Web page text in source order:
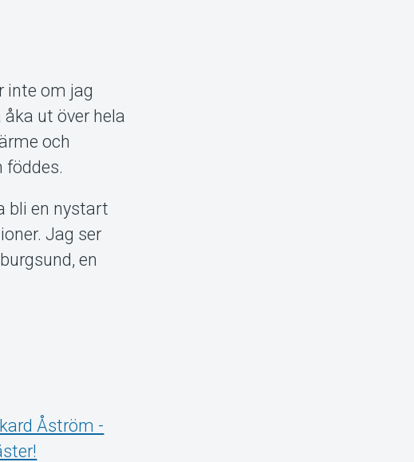
inte om jag
ut över hela
och
föddes.
bli en nystart
Jag ser
en
Åström -